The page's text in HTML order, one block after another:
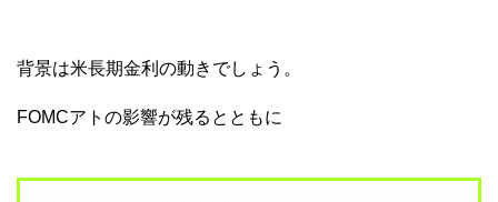
背景は米長期金利の動きでしょう。
FOMCアトの影響が残るとともに